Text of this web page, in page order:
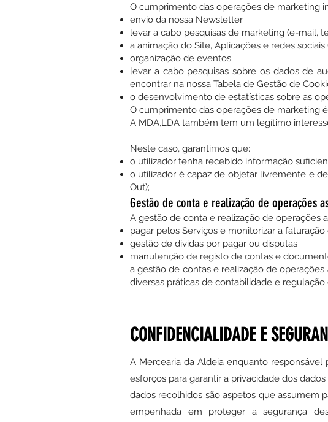
O cumprimento das operações de marketing
envio da nossa Newsletter
levar a cabo pesquisas de marketing (e-mail,
a animação do Site, Aplicações e redes
organização de eventos
levar a cabo pesquisas sobre os dados de
encontrar na nossa Tabela de Gestão de
o desenvolvimento de estatísticas sobre as
O cumprimento das operações de marketing
A MDA,LDA também tem um legítimo
Neste caso, garantimos que:
o utilizador tenha recebido informação
o utilizador é capaz de objetar livremente e
Out);
Gestão de conta e realização de operações
A gestão de conta e realização de operações
pagar pelos Serviços e monitorizar a
gestão de dívidas por pagar ou disputas
manutenção de registo de contas e
a gestão de contas e realização de
diversas práticas de contabilidade e
CONFIDENCIALIDADE E
A Mercearia da Aldeia enquanto
esforços para garantir a privacidade dos
dados recolhidos são aspetos que assumem
empenhada em proteger a segurança